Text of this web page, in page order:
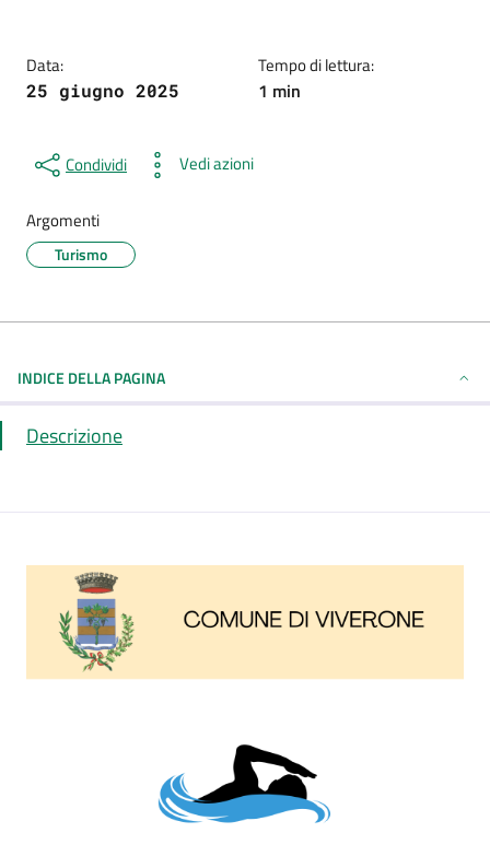
Data:
25 giugno 2025
Tempo di lettura:
1 min
Condividi Vedi azioni
Argomenti
Turismo
INDICE DELLA PAGINA
Descrizione